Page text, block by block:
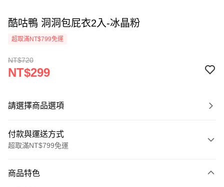
酷咕鴨 洞洞包屁衣2入-冰晶粉
超取滿NT$799免運
NT$720
NT$299
請選擇商品選項
付款與運送方式
超取滿NT$799免運
信用卡一次付款
商品特色